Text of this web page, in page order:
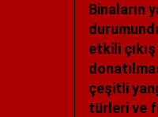
Binaların
etkili
çeşitli
türleri ve